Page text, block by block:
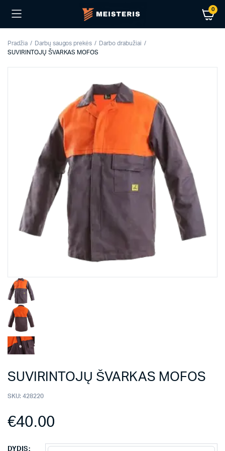
0
Pradžia Darbų saugos prekės
Darbo drabužiai
SUVIRINTOJŲ ŠVARKAS MOFOS
SUVIRINTOJŲ ŠVARKAS MOFOS
SKU: 428220
€40.00
DYDIS